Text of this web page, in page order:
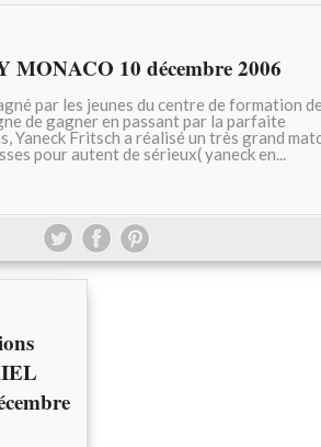
MONACO 10 décembre 2006
par les jeunes du centre de formation
de gagner en passant par la parfaite
Yaneck Fritsch a réalisé un très grand
pour autent de sérieux( yaneck en...